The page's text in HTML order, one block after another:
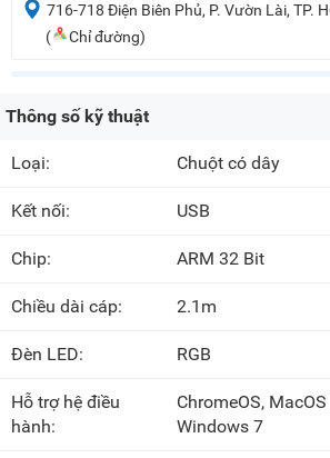
716-718 Điện Biên Phủ, P. Vườn Lài, TP.
(
Chỉ đường)
Thông số kỹ thuật
Loại: Chuột có dây
Kết nối: USB
Chip: ARM 32 Bit
Chiều dài cáp: 2.1m
Đèn LED: RGB
Hỗ trợ hệ điều
hành:
ChromeOS,
Windows 7